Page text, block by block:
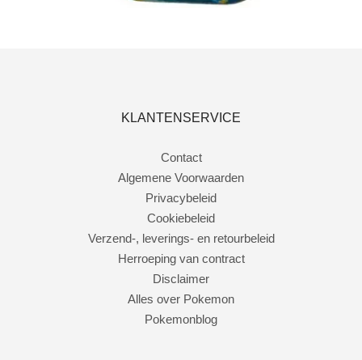
KLANTENSERVICE
Contact
Algemene Voorwaarden
Privacybeleid
Cookiebeleid
Verzend-, leverings- en retourbeleid
Herroeping van contract
Disclaimer
Alles over Pokemon
Pokemonblog